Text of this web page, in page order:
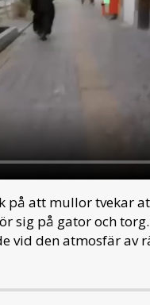
på att mullor tvekar
sig på gator och
vid den atmosfär av